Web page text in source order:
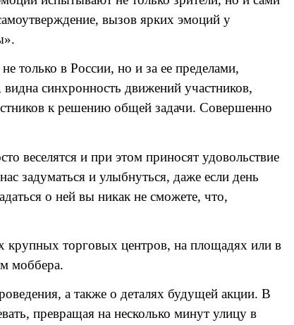
вызов ярких эмоций у
только в России, но и за ее пределами,
синхронность движений участников,
к решению общей задачи. Совершенно
веселятся и при этом приносят удовольствие
задуматься и улыбнуться, даже если день
о ней вы никак не сможете, что,
крупных торговых центров, на площадях или в
моббера.
а также о деталях будущей акции. В
превращая на несколько минут улицу в